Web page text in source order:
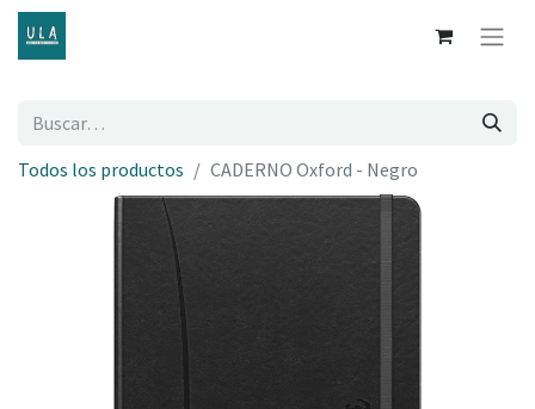
Todos los productos CADERNO Oxford - Negro